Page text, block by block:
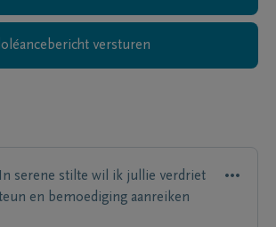
versturen
serene stilte wil ik jullie verdriet
en bemoediging aanreiken